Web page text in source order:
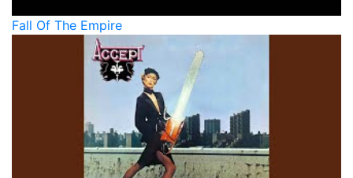
Fall Of The Empire